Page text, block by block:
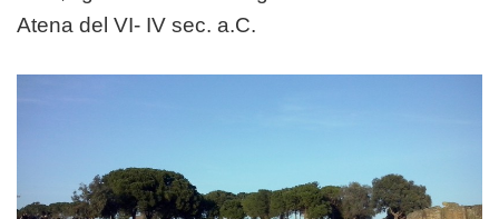
Atena del VI- IV sec. a.C.